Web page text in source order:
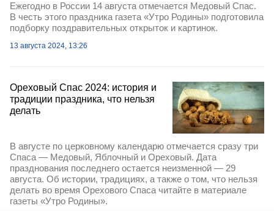
Ежегодно в России 14 августа отмечается Медовый Спас.
В честь этого праздника газета «Утро Родины» подготовила
подборку поздравительных открыток и картинок.
13 августа 2024, 13:26
Ореховый Спас 2024: история и
традиции праздника, что нельзя
делать
В августе по церковному календарю отмечается сразу три
Спаса — Медовый, Яблочный и Ореховый. Дата
празднования последнего остается неизменной — 29
августа. Об истории, традициях, а также о том, что нельзя
делать во время Орехового Спаса читайте в материале
газеты «Утро Родины».